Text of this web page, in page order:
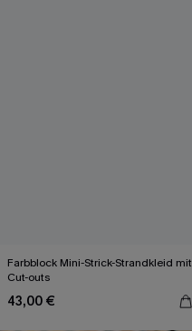
Farbblock Mini-Strick-Strandkleid mit
Cut-outs
43,00 €